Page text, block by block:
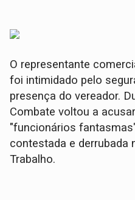
O representante
foi intimidado pelo
presença do vereador.
Combate voltou a
"funcionários
contestada e derrubada
Trabalho.